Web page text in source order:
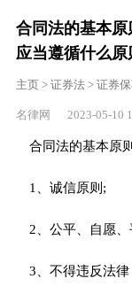
合同法的基本
应当遵循什么原
主页> 证券法> 证券
名律网 2023-05-10
合同法的基本原
1、诚信原则;
2、公平、自愿、
3、不得违反法